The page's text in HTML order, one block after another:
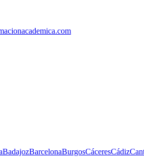
BadajozBarcelonaBurgosCáceresCádiz